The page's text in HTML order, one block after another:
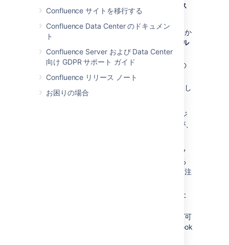
Confluence サイトを移行する
Confluence Data Center のドキュメン
ト
Confluence Server および Data Center
向け GDPR サポート ガイド
Confluence リリース ノート
お困りの場合
スペースのブループリント テンプレートをカス
タマイズする手順は、次のとおりです。
スペースに移動して、サイドバーの下部か
コンテンツ ツール
を選択します。
編集するブループリント テンプレートの
横の編集 を選択します。
テンプレートに変更を加えて
を選択し
ます。
ページ
非常によく似ていますが、
ブループリント ページまたはインデック
ス ページが情報の保存や表示に使用する
可能性があるマクロを削除しないように注
ブループリント テンプレートの削除また
すべてのブループリントがカスタマイズ可
能なわけではありません。Team Playbook